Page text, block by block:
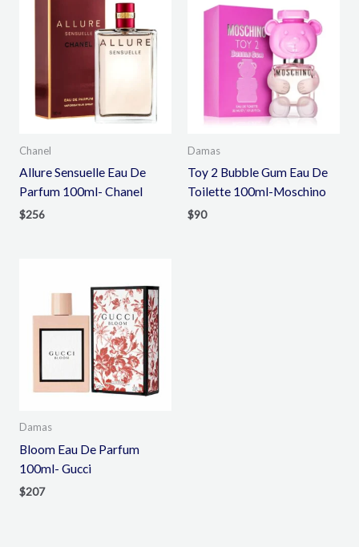
Chanel
Allure Sensuelle Eau De
Parfum 100ml- Chanel
$256
Damas
Toy 2 Bubble Gum Eau De
Toilette 100ml-Moschino
$90
Damas
Bloom Eau De Parfum
100ml- Gucci
$207